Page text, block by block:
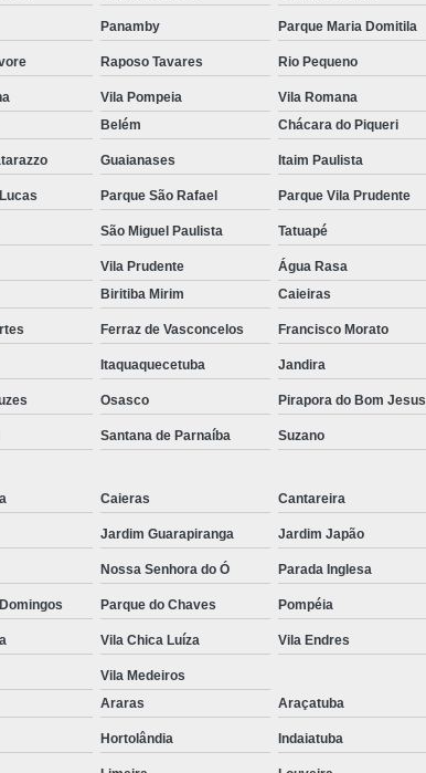
Panamby Parque Maria Domitila
Raposo Tavares Rio Pequeno
Vila Pompeia Vila Romana
Belém Chácara do Piqueri
Guaianases Itaim Paulista
Parque São Rafael Parque Vila Prudente
São Miguel Paulista Tatuapé
Vila Prudente
Água Rasa
Biritiba Mirim Caieiras
Ferraz de Vasconcelos Francisco Morato
Itaquaquecetuba Jandira
Osasco Pirapora do Bom Jesus
Santana de Parnaíba Suzano
Caieras Cantareira
Jardim Guarapiranga Jardim Japão
Nossa Senhora do Ó Parada Inglesa
Parque do Chaves Pompéia
Vila Chica Luíza Vila Endres
Vila Medeiros
Araras Araçatuba
Hortolândia Indaiatuba